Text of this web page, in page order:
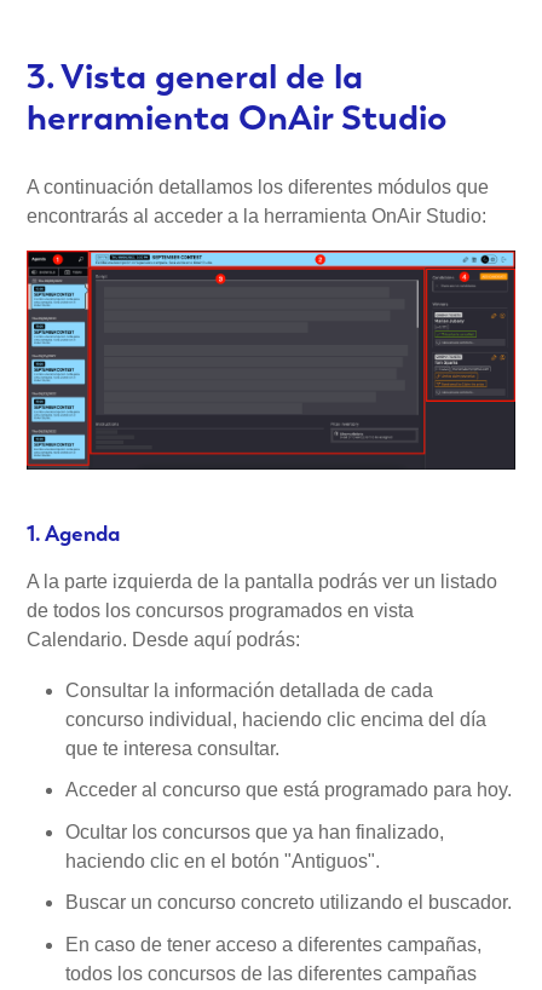
3. Vista general de la
herramienta OnAir Studio
A continuación detallamos los diferentes módulos que
encontrarás al acceder a la herramienta OnAir Studio:
1. Agenda
A la parte izquierda de la pantalla podrás ver un listado
de todos los concursos programados en vista
Calendario. Desde aquí podrás:
Consultar la información detallada de cada
concurso individual, haciendo clic encima del día
que te interesa consultar.
Acceder al concurso que está programado para hoy.
Ocultar los concursos que ya han finalizado,
haciendo clic en el botón "Antiguos".
Buscar un concurso concreto utilizando el buscador.
En caso de tener acceso a diferentes campañas,
todos los concursos de las diferentes campañas